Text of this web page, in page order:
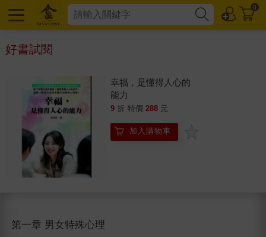
0
好書試閱
幸福，是懂得人心的
能力
9 折 特價 288 元
加入購物車
第一章 男女特殊心理